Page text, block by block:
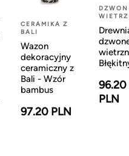
CERAMIKA Z
BALI
Wazon
dekoracyjny
ceramiczny z
Bali - Wzór
bambus
97.20 PLN
96.20
PLN